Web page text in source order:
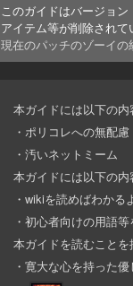
このガイドはバージョン
アイテム等が削除されて
現在のパッチのゾーイの
本ガイドには以下の
・ポリコレへの無配慮
・汚いネットミーム
本ガイドには以下の
・wikiを読めばわか
・初心者向けの用語
本ガイドを読むことを
・寛大な心を持った